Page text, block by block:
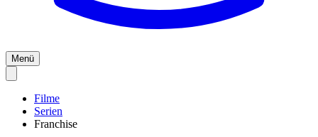
Menü
Filme
Serien
Franchise